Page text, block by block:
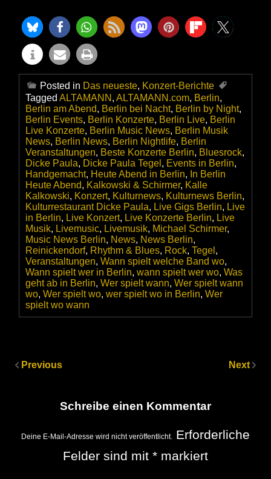
Posted in Das neueste, Konzert-Berichte
Tagged ALTAMANN , ALTAMANN.com, Berlin,
Berlin am Abend, Berlin bei Nacht, Berlin by Night,
Berlin Events, Berlin Konzerte, Berlin Live, Berlin
Live Konzerte, Berlin Music News, Berlin Musik
News, Berlin News, Berlin Nightlife, Berlin
Veranstaltungen, Beste Konzerte Berlin, Bluesrock,
Dicke Paula, Dicke Paula Tegel , Events in Berlin,
Handgemacht, Heute Abend in Berlin, In Berlin
Heute Abend, Kalkowski & Schirmer, Kalle
Kalkowski, Konzert, Kulturnews, Kulturnews Berlin,
Kulturrestaurant Dicke Paula, Live Gigs Berlin, Live
in Berlin, Live Konzert, Live Konzerte Berlin, Live
Musik, Livemusic, Livemusik, Michael Schirmer,
Music News Berlin, News, News Berlin,
Reinickendorf, Rhythm & Blues, Rock, Tegel ,
Veranstaltungen, Wann spielt welche Band wo,
Wann spielt wer in Berlin, wann spielt wer wo, Was
geht ab in Berlin, Wer spielt wann, Wer spielt wann
wo, Wer spielt wo, wer spielt wo in Berlin, Wer
spielt wo wann
Previous Next
Schreibe einen Kommentar
Deine E-Mail-Adresse wird nicht veröffentlicht.
Erforderliche
Felder sind mit * markiert